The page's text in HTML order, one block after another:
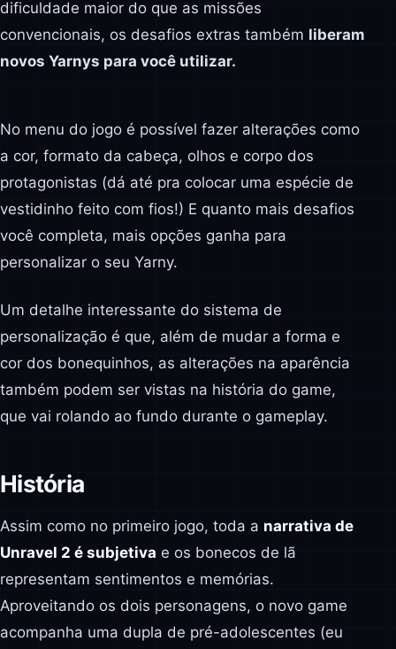
dificuldade maior do que as missões
convencionais, os desafios extras também liberam
novos Yarnys para você utilizar.
No menu do jogo é possível fazer alterações como
a cor, formato da cabeça, olhos e corpo dos
protagonistas (dá até pra colocar uma espécie de
vestidinho feito com fios!) E quanto mais desafios
você completa, mais opções ganha para
personalizar o seu Yarny.
Um detalhe interessante do sistema de
personalização é que, além de mudar a forma e
cor dos bonequinhos, as alterações na aparência
também podem ser vistas na história do game,
que vai rolando ao fundo durante o gameplay.
História
Assim como no primeiro jogo, toda a narrativa de
Unravel 2 é subjetiva e os bonecos de lã
representam sentimentos e memórias.
Aproveitando os dois personagens, o novo game
acompanha uma dupla de pré-adolescentes (eu